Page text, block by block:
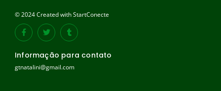
© 2024 Created with StartConecte
Informação para contato
gtnatalini@gmail.com